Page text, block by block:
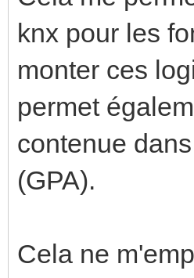
knx pour les
monter ces
permet
contenue
(GPA).
Cela ne